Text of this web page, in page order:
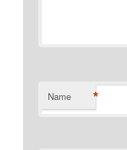
Name *